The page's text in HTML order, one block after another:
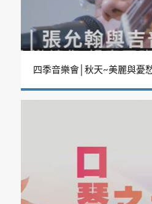
四季音樂會│秋天~美麗與憂